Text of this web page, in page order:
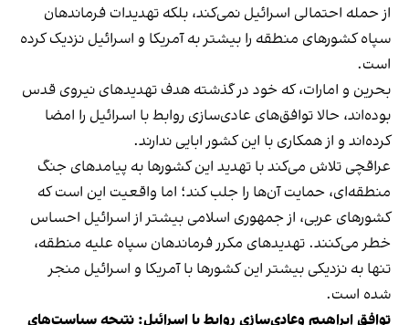
از حمله احتمالی اسرائیل نمی‌کند، بلکه تهدیدات فرماندهان
سپاه کشورهای منطقه را بیشتر به آمریکا و اسرائیل نزدیک کرده
است.
بحرین و امارات، که خود در گذشته هدف تهدیدهای نیروی قدس
بوده‌اند، حالا توافق‌های عادی‌سازی روابط با اسرائیل را امضا
کرده‌اند و از همکاری با این کشور ابایی ندارند.
عراقچی تلاش می‌کند با تهدید این کشورها به پیامدهای جنگ
منطقه‌ای، حمایت آن‌ها را جلب کند؛ اما واقعیت این است که
کشورهای عربی، از جمهوری اسلامی بیشتر از اسرائیل احساس
خطر می‌کنند. تهدیدهای مکرر فرماندهان سپاه علیه منطقه،
تنها به نزدیکی بیشتر این کشورها با آمریکا و اسرائیل منجر
شده است.
توافق ابراهیم وعادی‌سازی روابط با اسرائیل: نتیجه سیاست‌های